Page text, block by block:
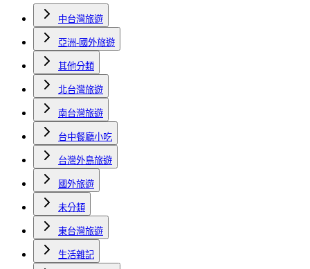
中台灣旅遊
亞洲-國外旅遊
其他分類
北台灣旅遊
南台灣旅遊
台中餐廳小吃
台灣外島旅遊
國外旅遊
未分類
東台灣旅遊
生活雜記